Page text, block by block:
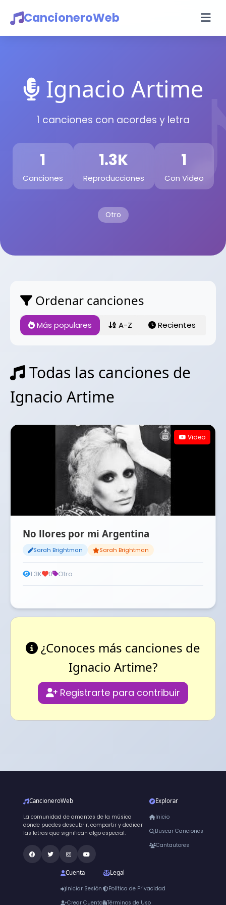
CancioneroWeb
Ignacio Artime
1 canciones con acordes y letra
1
Canciones
1.3K
Reproducciones
1
Con Video
Otro
Ordenar canciones
Más populares A-Z Recientes
Todas las canciones de
Ignacio Artime
Video
No llores por mi Argentina
Sarah Brightman Sarah Brightman
1.3K 0 Otro
¿Conoces más canciones de
Ignacio Artime?
Registrarte para contribuir
CancioneroWeb
La comunidad de amantes de la música
donde puedes descubrir, compartir y dedicar
las letras que significan algo especial.
Explorar
Inicio
Buscar Canciones
Cantautores
Cuenta
Iniciar Sesión
Crear Cuenta
Legal
Política de Privacidad
Términos de Uso